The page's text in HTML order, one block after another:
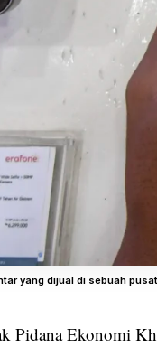
yang dijual di sebuah
Pidana Ekonomi